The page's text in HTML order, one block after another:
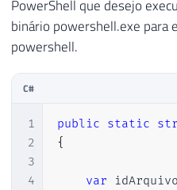
PowerShell que desejo
binário powershell.exe para
powershell.
C#
1
2
3
4
public static
{
var